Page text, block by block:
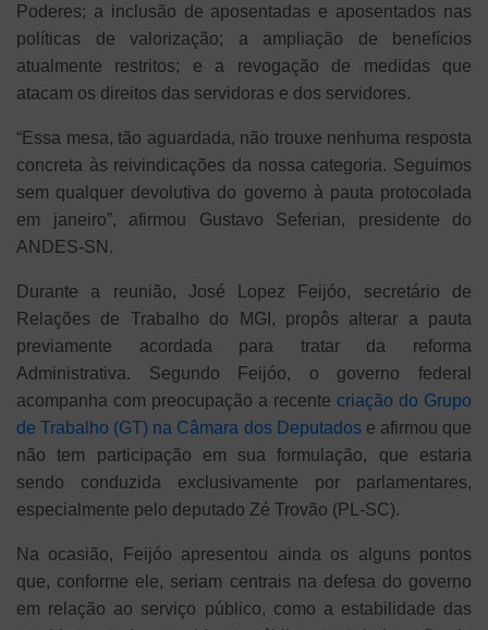
Poderes; a inclusão de aposentadas e aposentados nas
políticas de valorização; a ampliação de benefícios
atualmente restritos; e a revogação de medidas que
atacam os direitos das servidoras e dos servidores.
“Essa mesa, tão aguardada, não trouxe nenhuma resposta
concreta às reivindicações da nossa categoria. Seguimos
sem qualquer devolutiva do governo à pauta protocolada
em janeiro”, afirmou Gustavo Seferian, presidente do
ANDES-SN.
Durante a reunião, José Lopez Feijóo, secretário de
Relações de Trabalho do MGI, propôs alterar a pauta
previamente acordada para tratar da reforma
Administrativa. Segundo Feijóo, o governo federal
acompanha com preocupação a recente criação do Grupo
de Trabalho (GT) na Câmara dos Deputadose afirmou que
não tem participação em sua formulação, que estaria
sendo conduzida exclusivamente por parlamentares,
especialmente pelo deputado Zé Trovão (PL-SC).
Na ocasião, Feijóo apresentou ainda os alguns pontos
que, conforme ele, seriam centrais na defesa do governo
em relação ao serviço público, como a estabilidade das